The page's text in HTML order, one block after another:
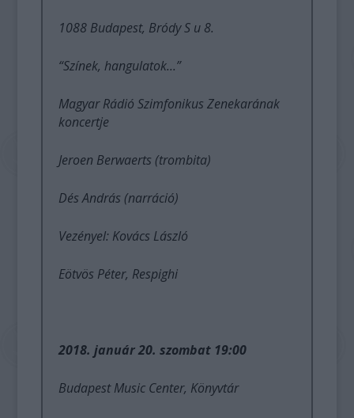
1088 Budapest, Bródy S u 8.
“Színek, hangulatok...”
Magyar Rádió Szimfonikus Zenekarának
koncertje
Jeroen Berwaerts (trombita)
Dés András (narráció)
Vezényel: Kovács László
Eötvös Péter, Respighi
2018. január 20. szombat 19:00
Budapest Music Center, Könyvtár